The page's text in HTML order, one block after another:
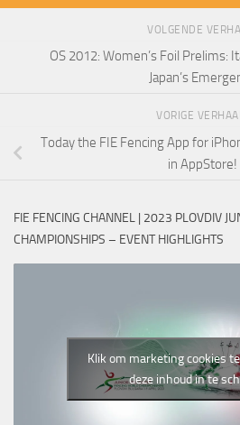
VOLGENDE
OS 2012: Women’s Foil Prelims:
Japan’s
VORIGE
Today the FIE Fencing App for
in AppStore!
FIE FENCING CHANNEL | 2023 PLOVDIV
CHAMPIONSHIPS – EVENT HIGHLIGHTS
Klik om marketing cookies
deze inhoud in te